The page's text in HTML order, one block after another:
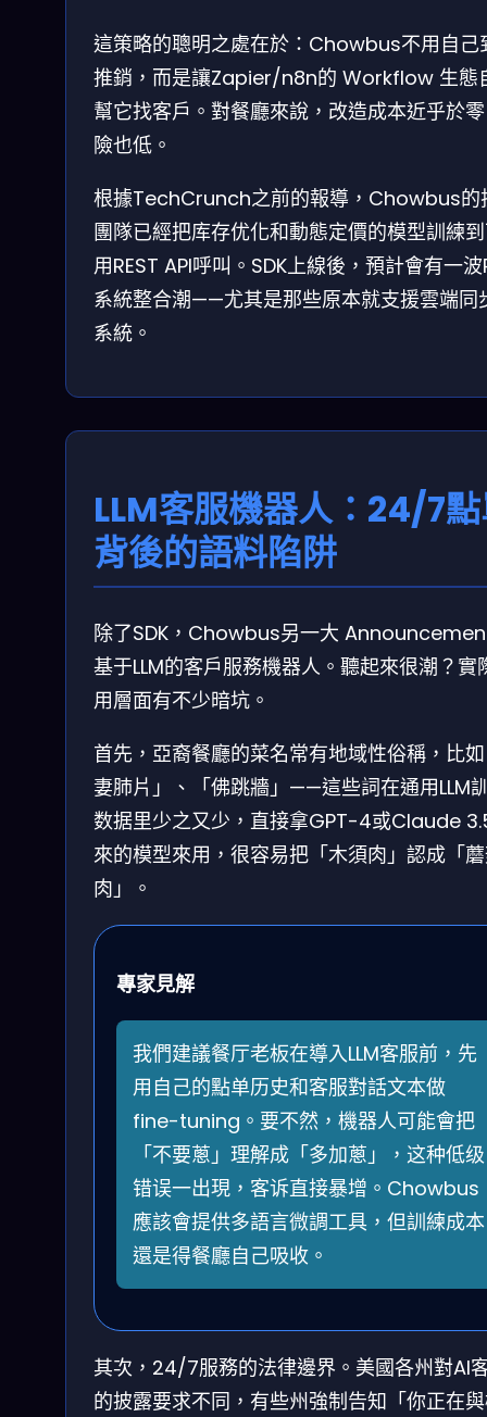
這策略的聰明之處在於：Chowbus不用自己
推銷，而是讓Zapier/n8n的 Workflow 生態
幫它找客戶。對餐廳來說，改造成本近乎於
險也低。
根據TechCrunch之前的報導，Chowbus的
團隊已經把库存优化和動態定價的模型訓練
用REST API呼叫。SDK上線後，預計會有一波
系統整合潮——尤其是那些原本就支援雲端同
系統。
LLM客服機器人：24/7
背後的語料陷阱
除了SDK，Chowbus另一大
基于LLM的客戶服務機器人。聽起來很潮？實
用層面有不少暗坑。
首先，亞裔餐廳的菜名常有地域性俗稱，比
妻肺片」、「佛跳牆」——這些詞在通用LLM
数据里少之又少，直接拿GPT-4或Claude
來的模型來用，很容易把「木須肉」認成「
肉」。
專家見解
我們建議餐厅老板在導入LLM客服前，先
用自己的點单历史和客服對話文本做
fine-tuning。要不然，機器人可能會把
「不要蔥」理解成「多加蔥」，这种低级
错误一出現，客诉直接暴增。Chowbus
應該會提供多語言微調工具，但訓練成本
還是得餐廳自己吸收。
其次，24/7服務的法律邊界。美國各州對AI
的披露要求不同，有些州強制告知「你正在